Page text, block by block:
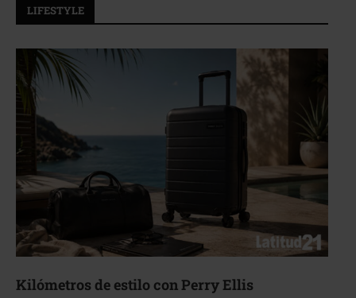
LIFESTYLE
Kilómetros de estilo con Perry Ellis